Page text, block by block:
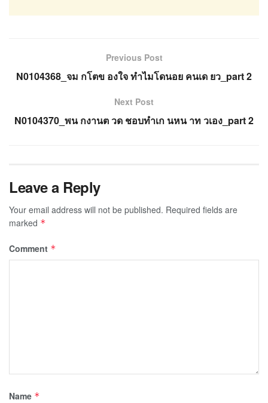
Previous Post
N0104368_จม กโตข องใจ ทำไมโดนอย คนเด ยว_part 2
Next Post
N0104370_พน กงานต วด ชอบทำเก นหน าท วเอง_part 2
Leave a Reply
Your email address will not be published. Required fields are
marked *
Comment *
Name *